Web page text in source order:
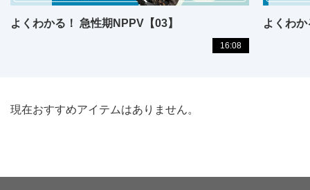
よくわかる！ 急性期NPPV【03】
16:08
よくわ
現在おすすめアイテムはありません。